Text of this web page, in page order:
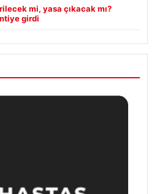
mi, yasa çıkacak mı?
girdi